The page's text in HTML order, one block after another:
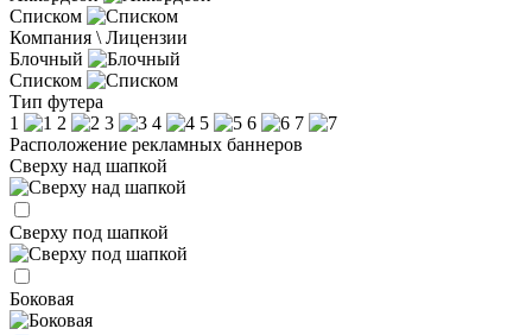
Списком
Компания \ Лицензии
Блочный
Списком
Тип футера
1
2 3 4 5 6
7
Расположение рекламных баннеров
Сверху над шапкой
Сверху под шапкой
Боковая